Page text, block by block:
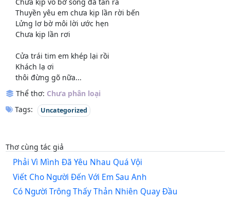
Thuyền yêu em chưa kịp lần rời bến
Lửng lơ bờ môi lời ước hẹn
Chưa kịp lần rơi
Cửa trái tim em khép lại rồi
Khách lạ ơi
thôi đừng gõ nữa...
Thể thơ: Chưa phân loại
Tags:
Uncategorized
Thơ cùng tác giả
Phải Vì Mình Đã Yêu Nhau Quá Vội
Viết Cho Người Đến Với Em Sau Anh
Có Người Trông Thấy Thản Nhiên Quay Đầu